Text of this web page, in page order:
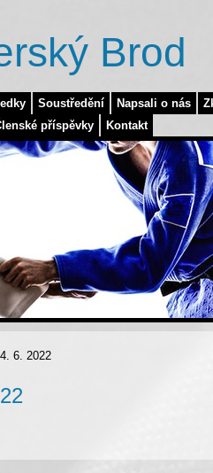
Soustředění Napsali o nás
příspěvky Kontakt
Brod
6. 2022